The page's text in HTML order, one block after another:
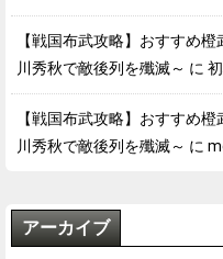
【戦国布武攻略】おすすめ
川秀秋で敵後列を殲滅～ に
【戦国布武攻略】おすすめ
川秀秋で敵後列を殲滅～ に
アーカイブ